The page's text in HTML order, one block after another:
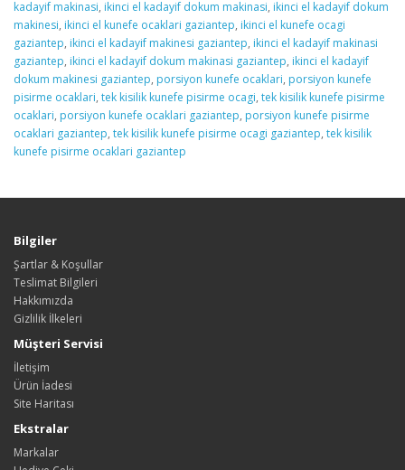
kadayif makinasi, ikinci el kadayif dokum makinasi, ikinci el kadayif dokum
makinesi, ikinci el kunefe ocaklari gaziantep, ikinci el kunefe ocagi
gaziantep, ikinci el kadayif makinesi gaziantep, ikinci el kadayif makinasi
gaziantep, ikinci el kadayif dokum makinasi gaziantep, ikinci el kadayif
dokum makinesi gaziantep, porsiyon kunefe ocaklari, porsiyon kunefe
pisirme ocaklari, tek kisilik kunefe pisirme ocagi, tek kisilik kunefe pisirme
ocaklari, porsiyon kunefe ocaklari gaziantep, porsiyon kunefe pisirme
ocaklari gaziantep, tek kisilik kunefe pisirme ocagi gaziantep, tek kisilik
kunefe pisirme ocaklari gaziantep
Bilgiler
Şartlar & Koşullar
Teslimat Bilgileri
Hakkımızda
Gizlilik İlkeleri
Müşteri Servisi
İletişim
Ürün İadesi
Site Haritası
Ekstralar
Markalar